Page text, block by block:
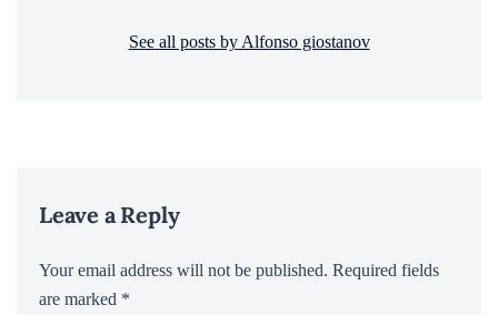
See all posts by Alfonso giostanov
Leave a Reply
Your email address will not be published. Required fields
are marked *